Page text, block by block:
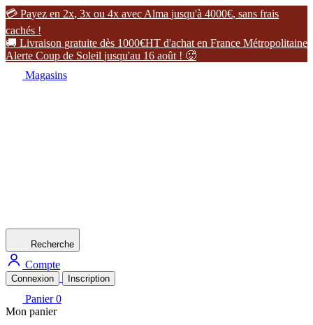
 Payez en 2x, 3x ou 4x avec Alma jusqu'à 4000€, sans frais
cachés !
 Livraison gratuite dès 1000€HT d'achat en France Métropolitaine
Alerte Coup de Soleil jusqu'au 16 août ! 
Magasins
Recherche
Compte
Connexion Inscription
Panier 0
Mon panier